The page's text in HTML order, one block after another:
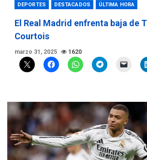
DEPORTES DESTACADOS ÚLTIMA HORA
El Real Madrid enfrenta baja de
Courtois
marzo 31, 2025 1620